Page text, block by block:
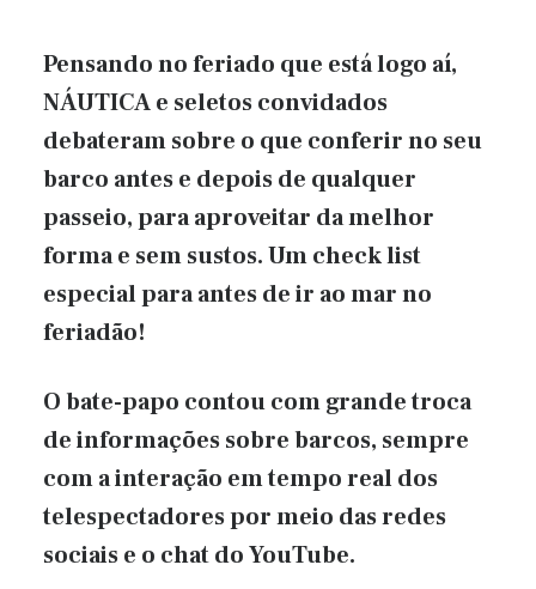
Pensando no feriado que está logo aí,
NÁUTICA e seletos convidados
debateram sobre o que conferir no seu
barco antes e depois de qualquer
passeio, para aproveitar da melhor
forma e sem sustos. Um check list
especial para antes de ir ao mar no
feriadão!
O bate-papo contou com grande troca
de informações sobre barcos, sempre
com a interação em tempo real dos
telespectadores por meio das redes
sociais e o chat do YouTube.